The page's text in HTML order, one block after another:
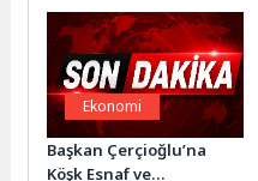
Ekonomi
Başkan Çerçioğlu’na
Köşk Esnaf ve